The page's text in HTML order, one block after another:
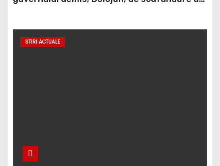
STIRI ACTUALE